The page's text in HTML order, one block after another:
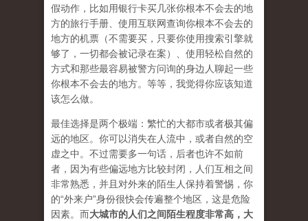
假动作，比如用银行卡买几张你根本不会去的地
方的旅行手册、使用互联网查询你根本不会去的
地方的机票（不需要买，只要你使用搜索引擎就
够了，一切都会被记录在案）、使用轻松自然的
方式和那些最容易被警方问询的身边人聊起一些
你根本不会去的地方。等等，我觉得你应该知道
该怎么做。
最佳选择是两个极端：繁忙的大都市或者极其偏
远的地区。你可以消失在人流中，或者自然的空
虚之中。不过需要多一句话，后者也许不如前
者，因为有些偏远地方比较封闭，人们互相之间
非常熟悉，并且对外来的陌生人保持着警惕，你
的“外来户”身份很快会传遍整个地区，这是危险
因素。而大城市的人们之间陌生程度非常高，大